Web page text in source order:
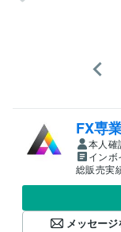
FX専
本人確
イン
総販売実
メッセージ